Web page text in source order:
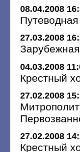
08.04.2008
Путеводная
27.03.2008
04.03.2008
Крестный
27.02.2008
27.02.2008
Крестный